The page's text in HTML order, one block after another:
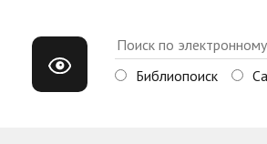
Библиопоиск